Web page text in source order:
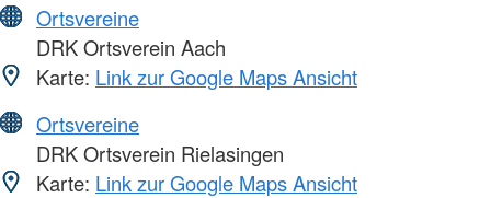
Ortsvereine
DRK Ortsverein Aach
Karte: Link zur Google Maps Ansicht
Ortsvereine
DRK Ortsverein Rielasingen
Karte: Link zur Google Maps Ansicht